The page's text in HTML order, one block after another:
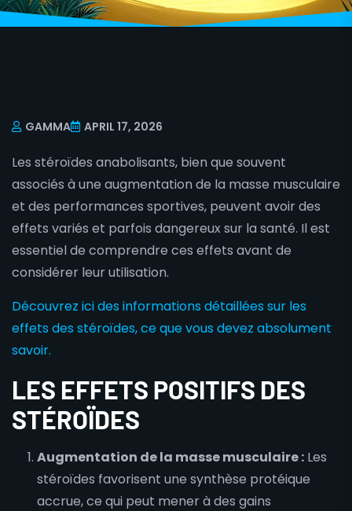
GAMMA APRIL 17, 2026
Les stéroïdes anabolisants, bien que souvent
associés à une augmentation de la masse musculaire
et des performances sportives, peuvent avoir des
effets variés et parfois dangereux sur la santé. Il est
essentiel de comprendre ces effets avant de
considérer leur utilisation.
Découvrez ici des informations détaillées sur les
effets des stéroïdes, ce que vous devez absolument
savoir.
LES EFFETS POSITIFS DES
STÉROÏDES
Augmentation de la masse musculaire : Les
stéroïdes favorisent une synthèse protéique
accrue, ce qui peut mener à des gains